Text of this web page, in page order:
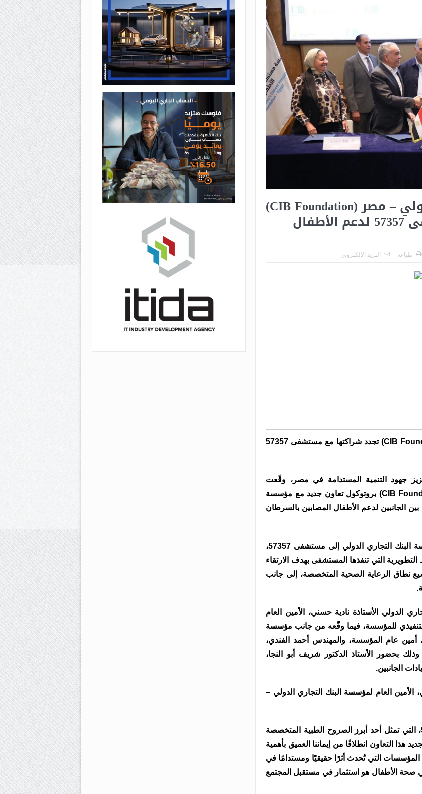
مؤسسة البنك التجاري الدولي – مصر (CIB Foundation)
تجدد شراكتها مع مستشفى 57357 لدعم الأطفال
طباعة البريد الالكترونى
مؤسسة البنك التجاري الدولي – مصر (CIB Foundation) تجدد شراكتها مع مستشفى 57357
جهود التنمية المستدامة في مصر، وقّعت
مؤسسة البنك التجاري الدولي – مصر (CIB Foundation) بروتوكول تعاون جديد مع مؤسسة
الممتدة بين الجانبين لدعم الأطفال المصابين بالسرطان
وجاء توقيع البروتوكول خلال زيارة وفد مؤسسة البنك التجاري الدولي إلى مستشفى 57357،
التي تنفذها المستشفى بهدف الارتقاء
نطاق الرعاية الصحية المتخصصة، إلى جانب
الدولي الأستاذة نادية حسني، الأمين العام
للمؤسسة، فيما وقّعه من جانب مؤسسة
أمين عام المؤسسة، والمهندس أحمد الفندي،
التنفيذي لمؤسسة مستشفى 57357، وذلك بحضور الأستاذ الدكتور شريف أبو النجا،
العام لمؤسسة البنك التجاري الدولي –
“نفخر باستمرار شراكتنا مع مستشفى 57357، التي تمثل أحد أبرز الصروح الطبية المتخصصة
هذا التعاون انطلاقًا من إيماننا العميق بأهمية
المؤسسات التي تُحدث أثرًا حقيقيًا ومستدامًا في
صحة الأطفال هو استثمار في مستقبل المجتمع